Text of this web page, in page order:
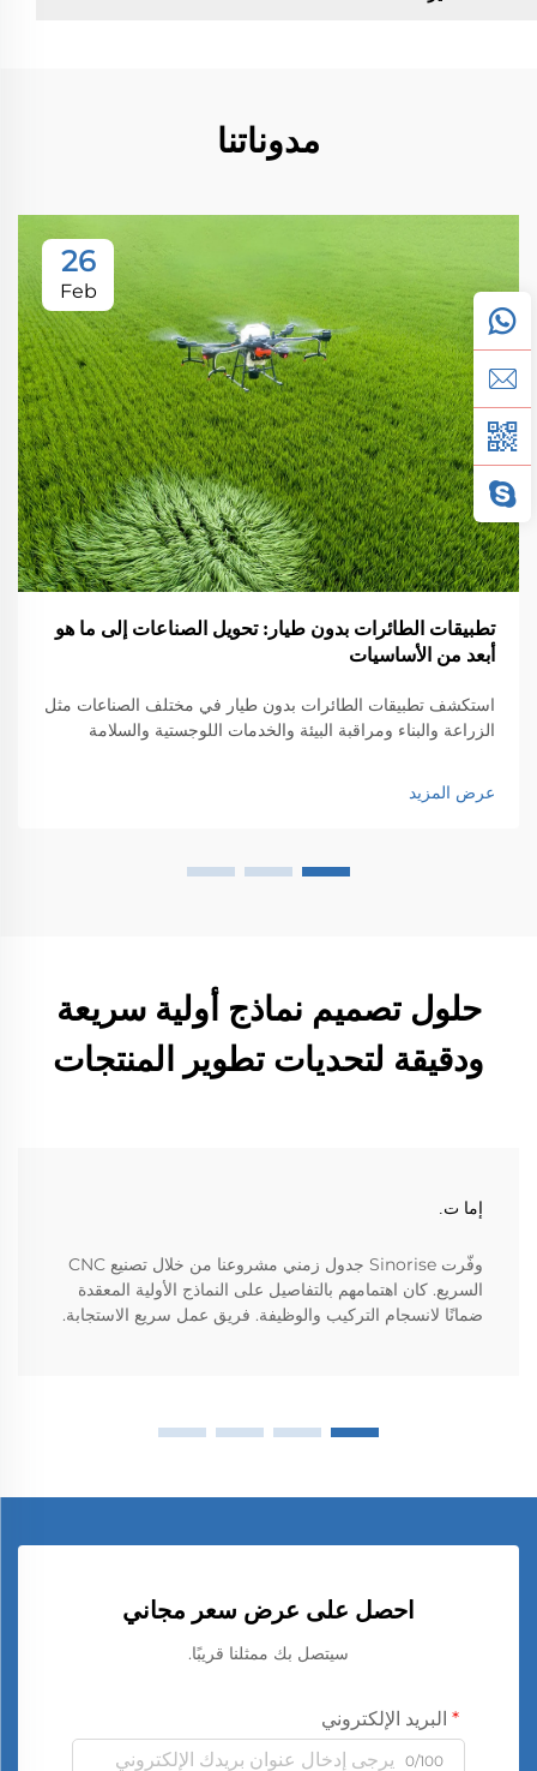
مدوناتنا
26
Feb
تطبيقات الطائرات بدون طيار: تحويل الصناعات إلى ما هو
أبعد من الأساسيات
استكشف تطبيقات الطائرات بدون طيار في مختلف الصناعات مثل
الزراعة والبناء ومراقبة البيئة والخدمات اللوجستية والسلامة
عرض المزيد
حلول تصميم نماذج أولية سريعة
ودقيقة لتحديات تطوير المنتجات
إما ت.
وفّرت Sinorise جدول زمني مشروعنا من خلال تصنيع CNC
السريع. كان اهتمامهم بالتفاصيل على النماذج الأولية المعقدة
ضمانًا لانسجام التركيب والوظيفة. فريق عمل سريع الاستجابة.
احصل على عرض سعر مجاني
سيتصل بك ممثلنا قريبًا.
البريد الإلكتروني
0/100